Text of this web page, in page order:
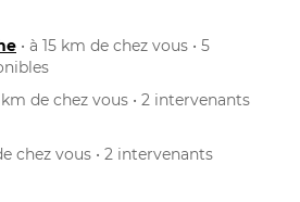
• à 15 km de chez vous • 5
km de chez vous • 2 intervenants
chez vous • 2 intervenants